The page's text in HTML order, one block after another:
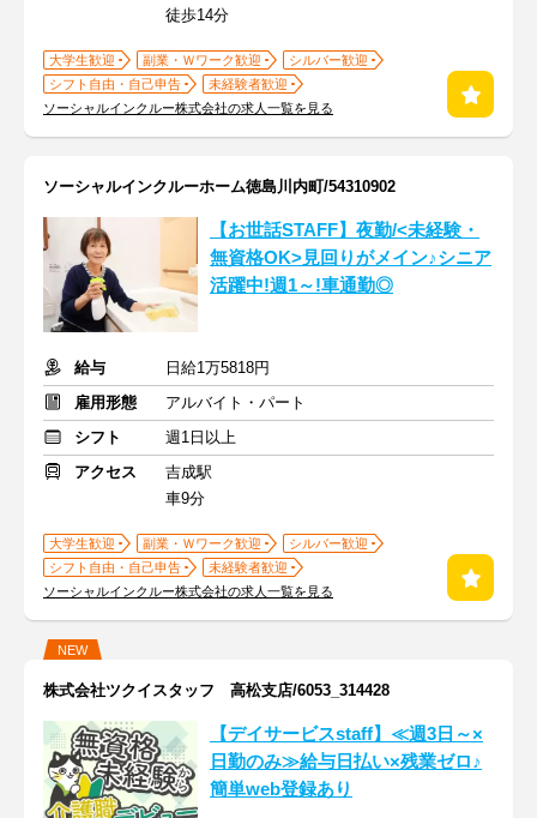
徒歩14分
大学生歓迎 副業・Ｗワーク歓迎
シルバー歓迎
シフト自由・自己申告
未経験者歓迎
ソーシャルインクルー株式会社の求人一覧を見る
ソーシャルインクルーホーム徳島川内町/54310902
【お世話STAFF】夜勤/<未経験・
無資格OK>見回りがメイン♪シニア
活躍中!週1～!車通勤◎
給与
日給1万5818円
雇用形態
アルバイト・パート
シフト
週1日以上
アクセス
吉成駅
車9分
大学生歓迎 副業・Ｗワーク歓迎
シルバー歓迎
シフト自由・自己申告
未経験者歓迎
ソーシャルインクルー株式会社の求人一覧を見る
NEW
株式会社ツクイスタッフ 高松支店/6053_314428
【デイサービスstaff】≪週3日～×
日勤のみ≫給与日払い×残業ゼロ♪
簡単web登録あり